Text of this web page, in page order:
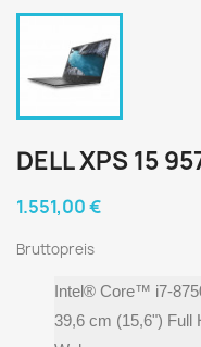
DELL XPS 15
1.551,00 €
Bruttopreis
Intel® Core™ i7-
39,6 cm (15,6") Full